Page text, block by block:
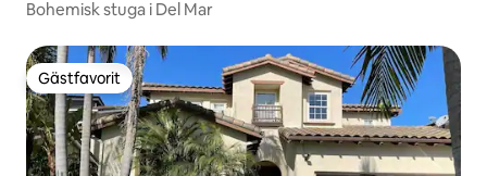
Bohemisk stuga i Del Mar
Gästfavorit
Gästfavorit